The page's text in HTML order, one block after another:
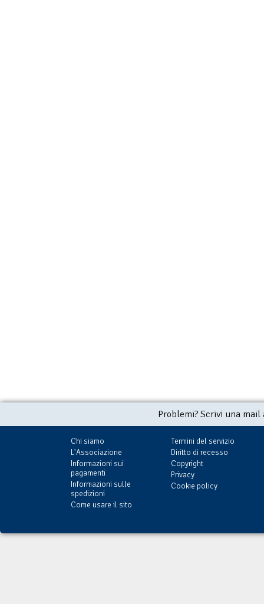
Problemi? Scrivi una
Chi siamo
L'Associazione
Informazioni sui
pagamenti
Informazioni sulle
spedizioni
Come usare il sito
Termini del servizio
Diritto di recesso
Copyright
Privacy
Cookie policy